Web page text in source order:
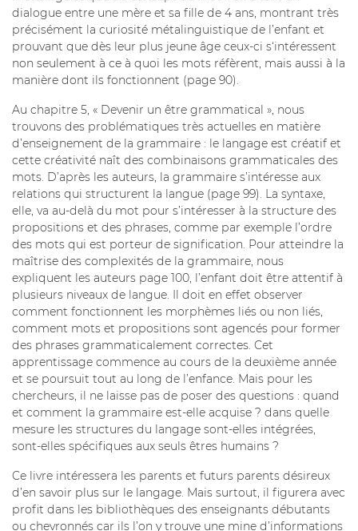
dialogue entre une mère et sa fille de 4 ans, montrant très
précisément la curiosité métalinguistique de l’enfant et
prouvant que dès leur plus jeune âge ceux-ci s‘intéressent
non seulement à ce à quoi les mots réfèrent, mais aussi à la
manière dont ils fonctionnent (page 90).
Au chapitre 5, « Devenir un être grammatical », nous
trouvons des problématiques très actuelles en matière
d’enseignement de la grammaire : le langage est créatif et
cette créativité naît des combinaisons grammaticales des
mots. D’après les auteurs, la grammaire s’intéresse aux
relations qui structurent la langue (page 99). La syntaxe,
elle, va au-delà du mot pour s’intéresser à la structure des
propositions et des phrases, comme par exemple l’ordre
des mots qui est porteur de signification. Pour atteindre la
maîtrise des complexités de la grammaire, nous
expliquent les auteurs page 100, l’enfant doit être attentif à
plusieurs niveaux de langue. Il doit en effet observer
comment fonctionnent les morphèmes liés ou non liés,
comment mots et propositions sont agencés pour former
des phrases grammaticalement correctes. Cet
apprentissage commence au cours de la deuxième année
et se poursuit tout au long de l’enfance. Mais pour les
chercheurs, il ne laisse pas de poser des questions : quand
et comment la grammaire est-elle acquise ? dans quelle
mesure les structures du langage sont-elles intégrées,
sont-elles spécifiques aux seuls êtres humains ?
Ce livre intéressera les parents et futurs parents désireux
d’en savoir plus sur le langage. Mais surtout, il figurera avec
profit dans les bibliothèques des enseignants débutants
ou chevronnés car ils l’on y trouve une mine d’informations